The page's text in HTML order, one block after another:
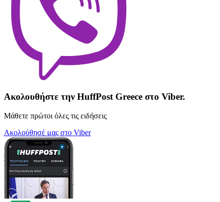
Ακολουθήστε την HuffPost Greece στο Viber.
Μάθετε πρώτοι όλες τις ειδήσεις
Ακολούθησέ μας στο Viber